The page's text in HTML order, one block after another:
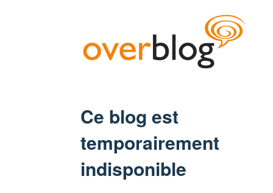
Ce blog est
temporairement
indisponible